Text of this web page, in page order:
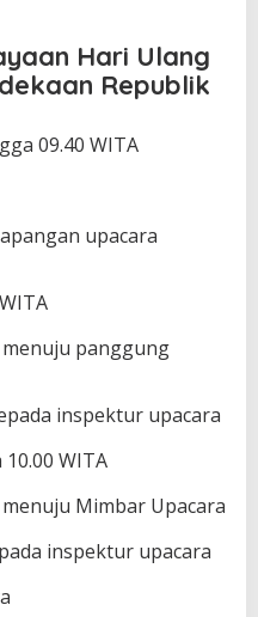
Hari Ulang
Republik
09.40 WITA
upacara
panggung
inspektur upacara
WITA
Mimbar Upacara
inspektur upacara